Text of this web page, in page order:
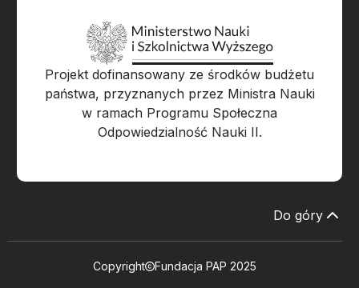
Projekt dofinansowany ze środków budżetu
państwa, przyznanych przez Ministra Nauki
w ramach Programu Społeczna
Odpowiedzialność Nauki II.
Do góry
Copyright Fundacja PAP 2025